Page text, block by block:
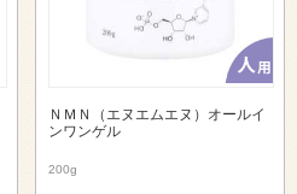
ＮＭＮ（エヌエムエヌ）オールイ
ンワンゲル
200g